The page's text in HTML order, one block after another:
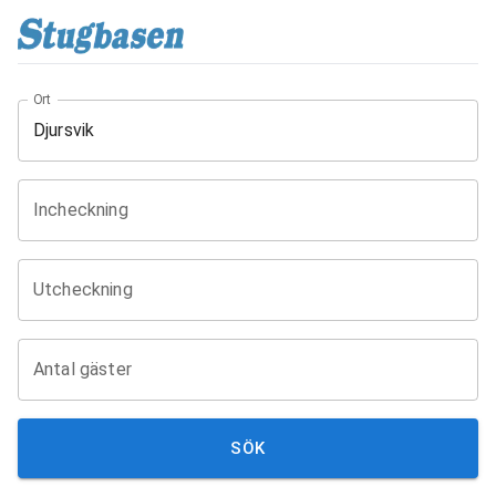
Ort
Incheckning
Utcheckning
Antal gäster
SÖK